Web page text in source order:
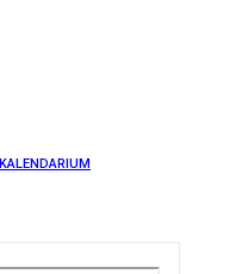
KALENDARIUM